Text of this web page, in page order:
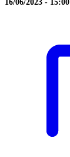
16/06/2023 - 15:00